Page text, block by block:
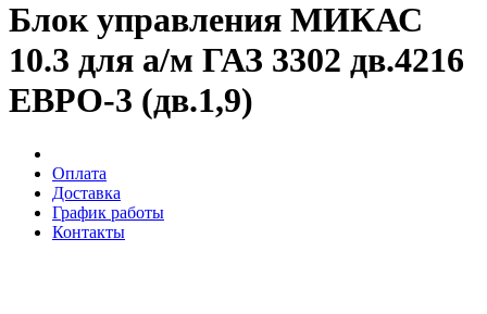
Блок управления МИКАС
10.3 для а/м ГАЗ 3302 дв.4216
ЕВРО-3 (дв.1,9)
Оплата
Доставка
График работы
Контакты